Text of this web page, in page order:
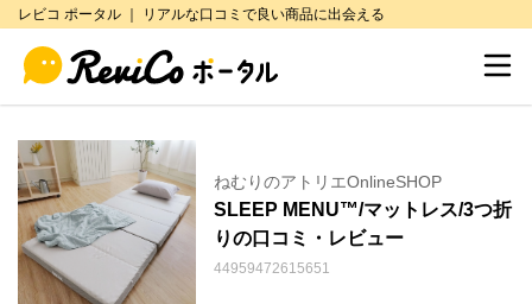
レビコ ポータル ｜ リアルな口コミで良い商品に出会える
ねむりのアトリエOnlineSHOP
SLEEP MENU™/マットレス/3つ折
りの口コミ・レビュー
44959472615651